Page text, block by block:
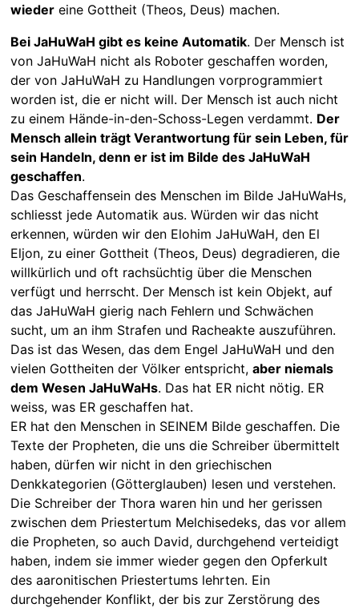
wiedereine Gottheit (Theos, Deus) machen.
Bei JaHuWaH gibt es keine Automatik. Der Mensch ist
von JaHuWaH nicht als Roboter geschaffen worden,
der von JaHuWaH zu Handlungen vorprogrammiert
worden ist, die er nicht will. Der Mensch ist auch nicht
zu einem Hände-in-den-Schoss-Legen verdammt. Der
Mensch allein trägt Verantwortung für sein Leben, für
sein Handeln, denn er ist im Bilde des JaHuWaH
geschaffen.
Das Geschaffensein des Menschen im Bilde JaHuWaHs,
schliesst jede Automatik aus. Würden wir das nicht
erkennen, würden wir den Elohim JaHuWaH, den El
Eljon, zu einer Gottheit (Theos, Deus) degradieren, die
willkürlich und oft rachsüchtig über die Menschen
verfügt und herrscht. Der Mensch ist kein Objekt, auf
das JaHuWaH gierig nach Fehlern und Schwächen
sucht, um an ihm Strafen und Racheakte auszuführen.
Das ist das Wesen, das dem Engel JaHuWaH und den
vielen Gottheiten der Völker entspricht, aber niemals
dem Wesen JaHuWaHs. Das hat ER nicht nötig. ER
weiss, was ER geschaffen hat.
ER hat den Menschen in SEINEM Bilde geschaffen. Die
Texte der Propheten, die uns die Schreiber übermittelt
haben, dürfen wir nicht in den griechischen
Denkkategorien (Götterglauben) lesen und verstehen.
Die Schreiber der Thora waren hin und her gerissen
zwischen dem Priestertum Melchisedeks, das vor allem
die Propheten, so auch David, durchgehend verteidigt
haben, indem sie immer wieder gegen den Opferkult
des aaronitischen Priestertums lehrten. Ein
durchgehender Konflikt, der bis zur Zerstörung des